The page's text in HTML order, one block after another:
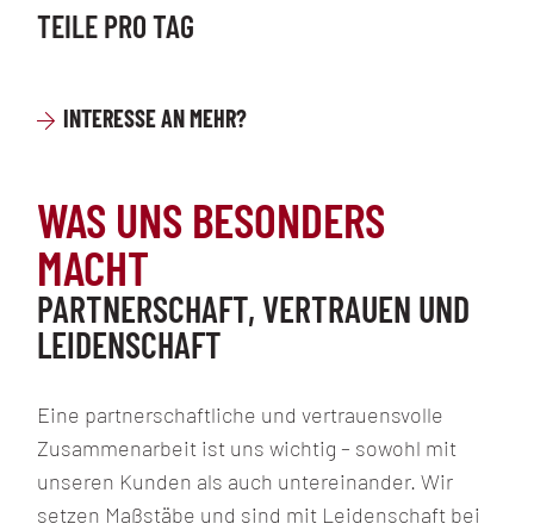
TEILE PRO TAG
INTERESSE AN MEHR?
WAS UNS BESONDERS
MACHT
PARTNERSCHAFT, VERTRAUEN UND
LEIDENSCHAFT
Eine partnerschaftliche und vertrauensvolle
Zusammenarbeit ist uns wichtig – sowohl mit
unseren Kunden als auch untereinander. Wir
setzen Maßstäbe und sind mit Leidenschaft bei